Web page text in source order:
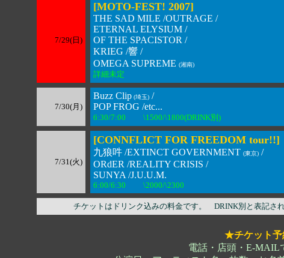
7/29(日)
[MOTO-FEST! 2007]
THE SAD MILE /OUTRAGE /
ETERNAL ELYSIUM /
OF THE SPACISTOR /
KRIEG /響 /
OMEGA SUPREME (湘南)
詳細未定
7/30(月)
Buzz Clip (埼玉) /
POP FROG /etc...
6:30/7:00 \1500/\1800(DRINK別)
7/31(火)
[CONNFLICT FOR FREEDOM tour!!]
九狼吽 /EXTINCT GOVERNMENT (東京) /
ORdER /REALITY CRISIS /
SUNYA /J.U.U.M.
6:00/6:30 \2000/\2300
チケットはドリンク込みの料金です。 DRINK別と表記さ
★チケット
電話・店頭・E-MAIL